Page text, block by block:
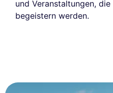
und Veranstaltungen,
begeistern werden.